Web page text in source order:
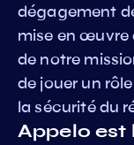
dégagement
mise en
de notre
de jouer un
la sécurité du
Appelo est